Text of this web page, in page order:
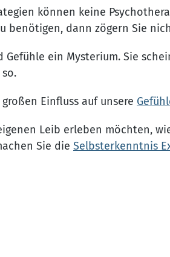
können keine
benötigen, dann zögern Sie
Gefühle ein Mysterium. Sie
Einfluss auf unsere
Leib erleben möchten,
Sie die Selbsterkenntnis